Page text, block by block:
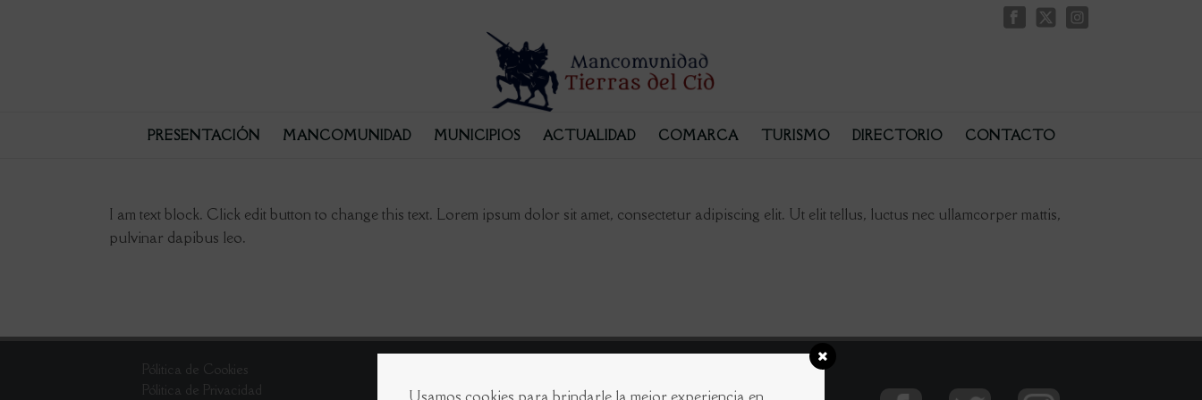
PRESENTACIÓN MANCOMUNIDAD MUNICIPIOS ACTUALIDAD COMARCA TURISMO DIRECTORIO CONTACTO
I am text block. Click edit button to change this text. Lorem ipsum dolor sit amet, consectetur adipiscing elit. Ut elit tellus, luctus nec ullamcorper mattis,
pulvinar dapibus leo.
Pólitica de Cookies
Pólitica de Privacidad